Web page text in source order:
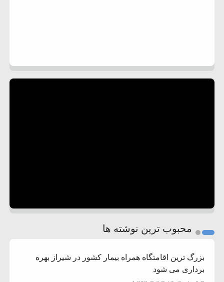
محبوب ترین نوشته ها
بزرگ ترین اقامتگاه همراه بیمار کشور در شیراز بهره
برداری می شود